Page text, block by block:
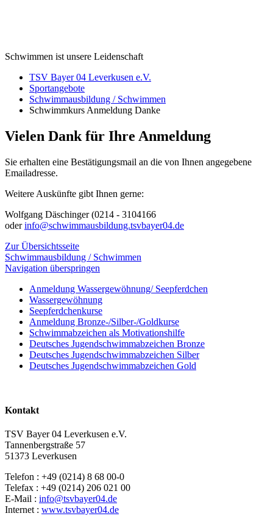
Schwimmen ist unsere Leidenschaft
TSV Bayer 04 Leverkusen e.V.
Sportangebote
Schwimmausbildung / Schwimmen
Schwimmkurs Anmeldung Danke
Vielen Dank für Ihre Anmeldung
Sie erhalten eine Bestätigungsmail an die von Ihnen angegebene
Emailadresse.
Weitere Auskünfte gibt Ihnen gerne:
Wolfgang Däschinger (0214 - 3104166
oderinfo@schwimmausbildung.tsvbayer04.de
Zur Übersichtsseite
Schwimmausbildung / Schwimmen
Navigation überspringen
Anmeldung Wassergewöhnung/ Seepferdchen
Wassergewöhnung
Seepferdchenkurse
Anmeldung Bronze-/Silber-/Goldkurse
Schwimmabzeichen als Motivationshilfe
Deutsches Jugendschwimmabzeichen Bronze
Deutsches Jugendschwimmabzeichen Silber
Deutsches Jugendschwimmabzeichen Gold
Kontakt
TSV Bayer 04 Leverkusen e.V.
Tannenbergstraße 57
51373 Leverkusen
Telefon : +49 (0214) 8 68 00-0
Telefax : +49 (0214) 206 021 00
E-Mail : info@tsvbayer04.de
Internet : www.tsvbayer04.de